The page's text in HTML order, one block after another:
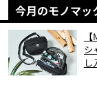
今月のモノマッ
シ
し